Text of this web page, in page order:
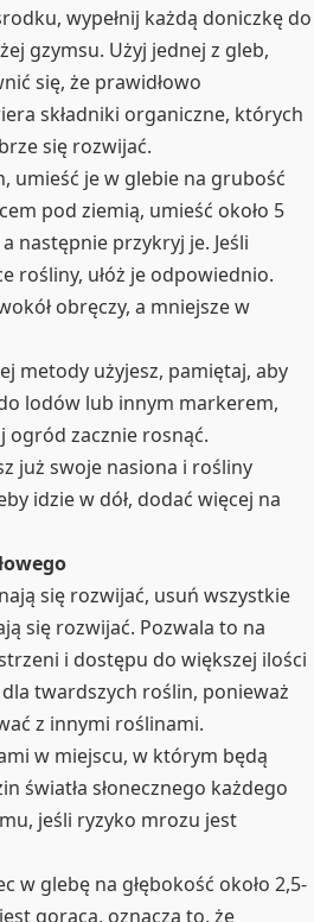
wypełnij każdą doniczkę do
gzymsu. Użyj jednej z gleb,
się, że prawidłowo
składniki organiczne, których
się rozwijać.
umieść je w glebie na grubość
pod ziemią, umieść około 5
następnie przykryj je. Jeśli
rośliny, ułóż je odpowiednio.
obręczy, a mniejsze w
metody użyjesz, pamiętaj, aby
lodów lub innym markerem,
ogród zacznie rosnąć.
już swoje nasiona i rośliny
idzie w dół, dodać więcej na
się rozwijać, usuń wszystkie
się rozwijać. Pozwala to na
i dostępu do większej ilości
twardszych roślin, ponieważ
z innymi roślinami.
w miejscu, w którym będą
światła słonecznego każdego
jeśli ryzyko mrozu jest
w glebę na głębokość około 2,5-
gorąca, oznacza to, że